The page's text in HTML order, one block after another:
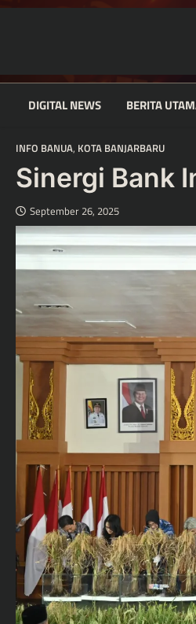
Skip
DIGITAL NEWS BERITA
INFO BANUA, KOTA BANJARBARU
Sinergi Bank
September 26, 2025